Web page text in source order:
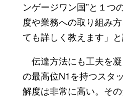
ンゲージワン国”と１つ
度や業務への取り組み
ても詳しく教えます」と
伝達方法にも工夫を
の最高位N1を持つスタ
解度は非常に高い。そ